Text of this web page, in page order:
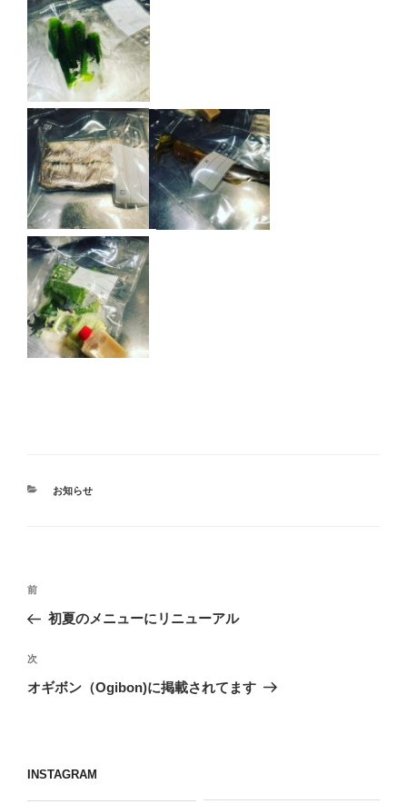
カ
お知らせ
投
ナ
ビ
ゲ
ン
前
の
稿
前
初夏のメニューにリニューアル
次
の
次
オギボン（Ogibon)に掲載されてます
INSTAGRAM